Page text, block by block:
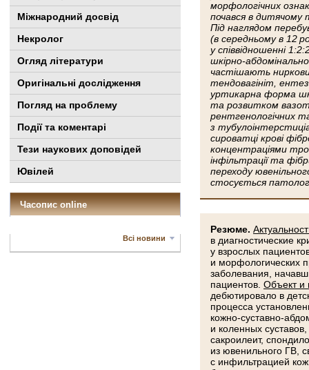
Міжнародний досвід
Некролог
Огляд літератури
Оригінальні дослідження
Погляд на проблему
Події та коментарі
Тези наукових доповідей
Ювілей
Часопис online
Всі новини
морфологічних
почався в дитячому
Під наглядом
(в середньому в 12
у співвідношенні
шкірно-
частішають
тендовагініт,
уртикарна форма
та розвитком
рентгенологічних
з
сироватці крові
концентраціями
інфільтрації та
переходу
стосується
Резюме.
в диагностические
у взрослых
и морфологических
заболевания,
пациентов. Объект и
дебютировало в
процесса
кожно-суставно-
и коленных
сакроилеит,
из ювенильного ГВ,
с инфильтрацией